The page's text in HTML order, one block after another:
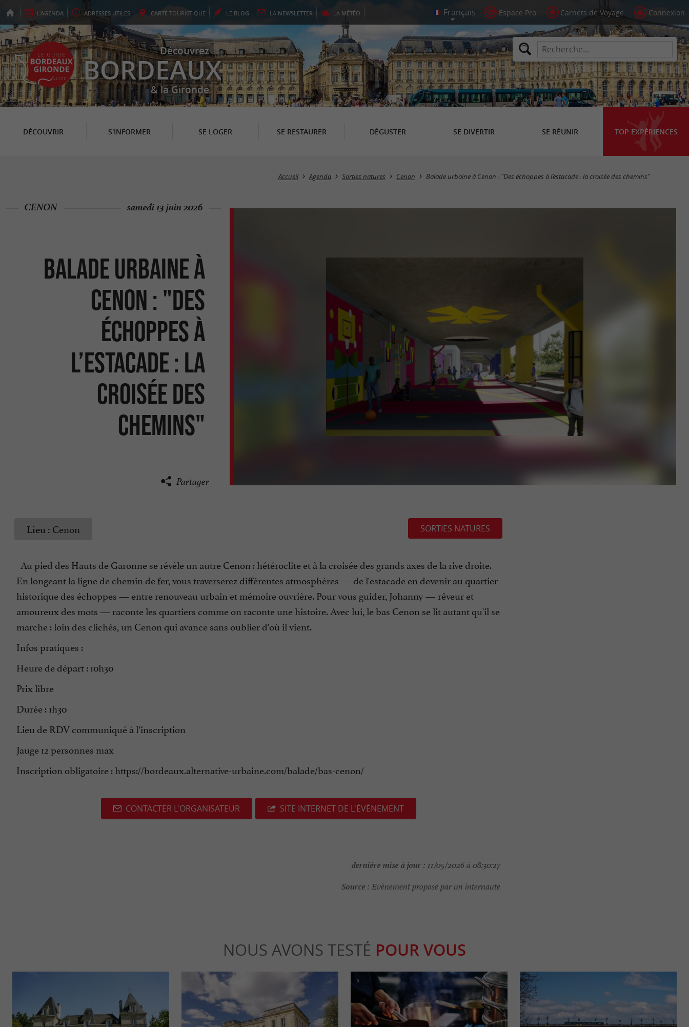
L'AGENDA ADRESSES UTILES CARTE TOURISTIQUE LE BLOG LA NEWSLETTER LA MÉTÉO Espace Pro Carnets de Voyage Connexion
Découvrez
BORDEAUX
& la Gironde
DÉCOUVRIR S'INFORMER SE LOGER SE RESTAURER DÉGUSTER SE DIVERTIR SE RÉUNIR TOP EXPÉRIENCES
Accueil Agenda Sorties natures Cenon Balade urbaine à Cenon : "Des échoppes à l’estacade : la croisée des chemins"
Balade urbaine à
Cenon : "Des
échoppes à
l’estacade : la
croisée des
chemins"
CENON samedi 13 juin 2026
Partager
Lieu : Cenon SORTIES NATURES
Au pied des Hauts de Garonne se révèle un autre Cenon : hétéroclite et à la croisée des grands axes de la rive droite.
En longeant la ligne de chemin de fer, vous traverserez différentes atmosphères — de l'estacade en devenir au quartier
historique des échoppes — entre renouveau urbain et mémoire ouvrière. Pour vous guider, Johanny — rêveur et
amoureux des mots — raconte les quartiers comme on raconte une histoire. Avec lui, le bas Cenon se lit autant qu'il se
marche : loin des clichés, un Cenon qui avance sans oublier d'où il vient.
Infos pratiques :
Heure de départ : 10h30
Prix libre
Durée : 1h30
Lieu de RDV communiqué à l’inscription
Jauge 12 personnes max
Inscription obligatoire : https://bordeaux.alternative-urbaine.com/balade/bas-cenon/
CONTACTER L'ORGANISATEUR SITE INTERNET DE L'ÉVÈNEMENT
dernière mise à jour : 11/05/2026 à 08:30:27
Source : Evènement proposé par un internaute
NOUS AVONS TESTÉ POUR VOUS